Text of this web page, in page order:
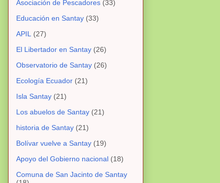
Asociación de Pescadores (33)
Educación en Santay (33)
APIL
(27)
El Libertador en Santay (26)
Observatorio de Santay (26)
Ecología Ecuador (21)
Isla Santay (21)
Los abuelos de Santay (21)
historia de Santay (21)
Bolívar vuelve a Santay (19)
Apoyo del Gobierno nacional (18)
Comuna de San Jacinto de Santay